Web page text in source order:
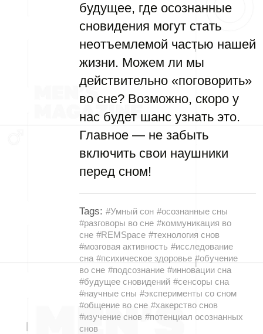
будущее, где осознанные
сновидения могут стать
неотъемлемой частью нашей
жизни. Можем ли мы
действительно «поговорить»
во сне? Возможно, скоро у
нас будет шанс узнать это.
Главное — не забыть
включить свои наушники
перед сном!
Tags: #Умный сон #осознанные сны
#разговоры во сне #коммуникация во
сне #REMSpace #технология снов
#мозговая активность #исследование
сна #психическое здоровье #обучение
во сне #подсознание #инновации сна
#будущее сновидений #сенсоры сна
#научные сны #эксперименты со сном
#общение во сне #хакерство снов
#изучение снов #потенциал осознанных
снов